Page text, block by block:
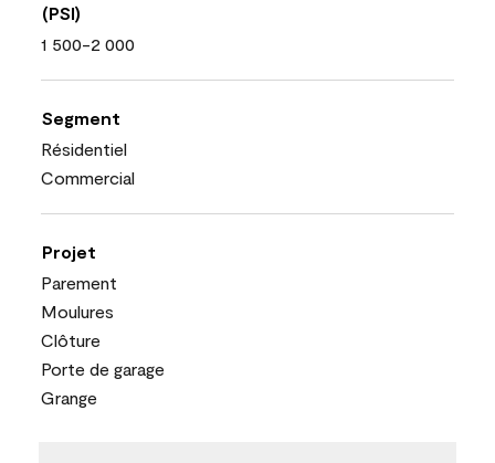
(PSI)
1 500-2 000
Segment
Résidentiel
Commercial
Projet
Parement
Moulures
Clôture
Porte de garage
Grange